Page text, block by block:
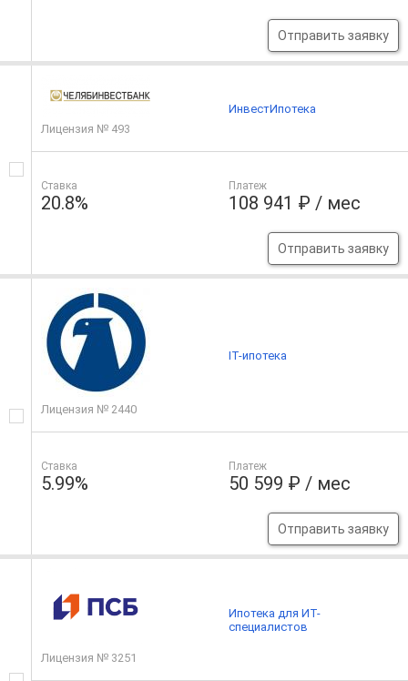
Отправить заявку
Лицензия № 493
Ставка
20.8%
Платеж
108 941 ₽ / мес
Отправить заявку
ИнвестИпотека
Лицензия № 2440
Ставка
5.99%
Платеж
50 599 ₽ / мес
Отправить заявку
IT-ипотека
Лицензия № 3251
Ипотека для ИТ-
специалистов